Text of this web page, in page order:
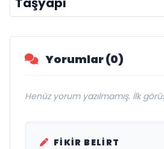
Yorumlar (0)
Henüz yorum yazılmamış. İlk
FIKIR BELIRT